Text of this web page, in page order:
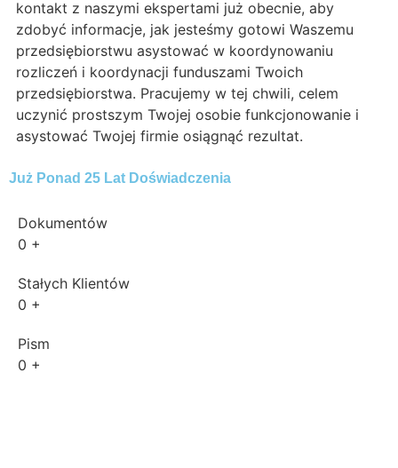
kontakt z naszymi ekspertami już obecnie, aby
zdobyć informacje, jak jesteśmy gotowi Waszemu
przedsiębiorstwu asystować w koordynowaniu
rozliczeń i koordynacji funduszami Twoich
przedsiębiorstwa. Pracujemy w tej chwili, celem
uczynić prostszym Twojej osobie funkcjonowanie i
asystować Twojej firmie osiągnąć rezultat.
Już Ponad 25 Lat Doświadczenia
Dokumentów
0 +
Stałych Klientów
0 +
Pism
0 +